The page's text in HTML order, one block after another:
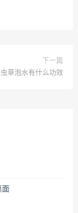
下一篇
虫草泡水有什么功效
面